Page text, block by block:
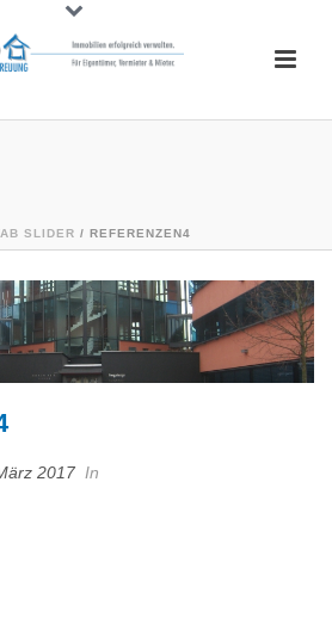
SLIDER / REFERENZEN4
2017 In